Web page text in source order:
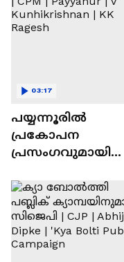
പയ്യന്നൂരില്‍
പ്രകോപന
പ്രസംഗവുമായി
Payyanur | V
Kunhikrishnan | KK
Ragesh
03:17